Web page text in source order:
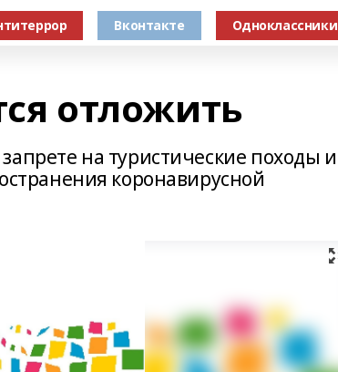
Вконтакте Одноклассники
отложить
на туристические походы и
коронавирусной